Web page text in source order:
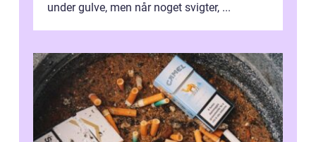
under gulve, men når noget svigter, ...